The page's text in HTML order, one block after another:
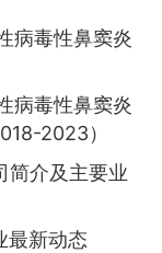
病毒性鼻窦炎
病毒性鼻窦炎
2023）
简介及主要业
最新动态